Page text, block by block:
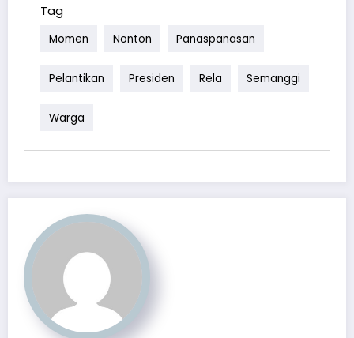
Tag
Momen Nonton Panaspanasan
Pelantikan Presiden Rela Semanggi
Warga